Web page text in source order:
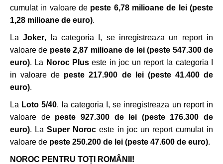
cumulat in valoare de peste 6,78 milioane de lei (peste
1,28 milioane de euro).
LaJoker, la categoria I, se inregistreaza un report in
valoare de peste 2,87 milioane de lei (peste 547.300 de
euro). La Noroc Plus este in joc un report la categoria I
in valoare de peste 217.900 de lei (peste 41.400 de
euro).
La Loto 5/40, la categoria I, se inregistreaza un report in
valoare de peste 927.300 de lei (peste 176.300 de
euro). LaSuper Noroc este in joc un report cumulat in
valoare de peste 250.200 de lei (peste 47.600 de euro).
NOROC PENTRU TOȚI ROMÂNII!